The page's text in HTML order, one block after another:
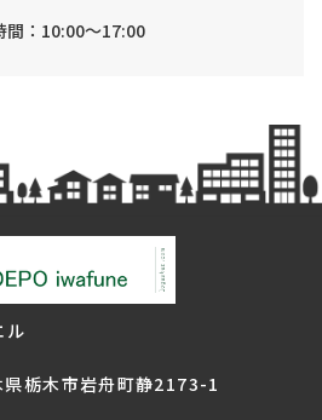
間：10:00～17:00
栃木市岩舟町静2173-1